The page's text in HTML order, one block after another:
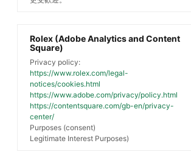
Rolex (Adobe Analytics and Content
Square)
Privacy policy:
https://www.rolex.com/legal-
notices/cookies.html
https://www.adobe.com/privacy/policy.html
https://contentsquare.com/gb-en/privacy-
center/
Purposes (consent)
Legitimate Interest Purposes)